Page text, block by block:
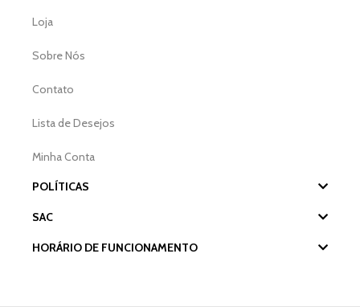
Loja
Sobre Nós
Contato
Lista de Desejos
Minha Conta
POLÍTICAS
SAC
HORÁRIO DE FUNCIONAMENTO